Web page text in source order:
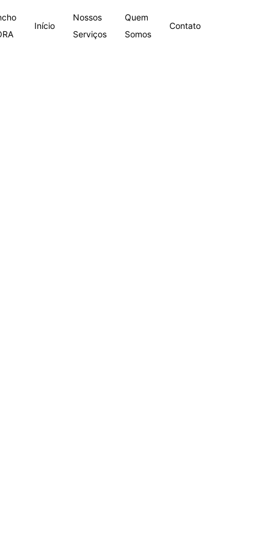
Início
Nossos
Serviços
Quem
Somos
Contato